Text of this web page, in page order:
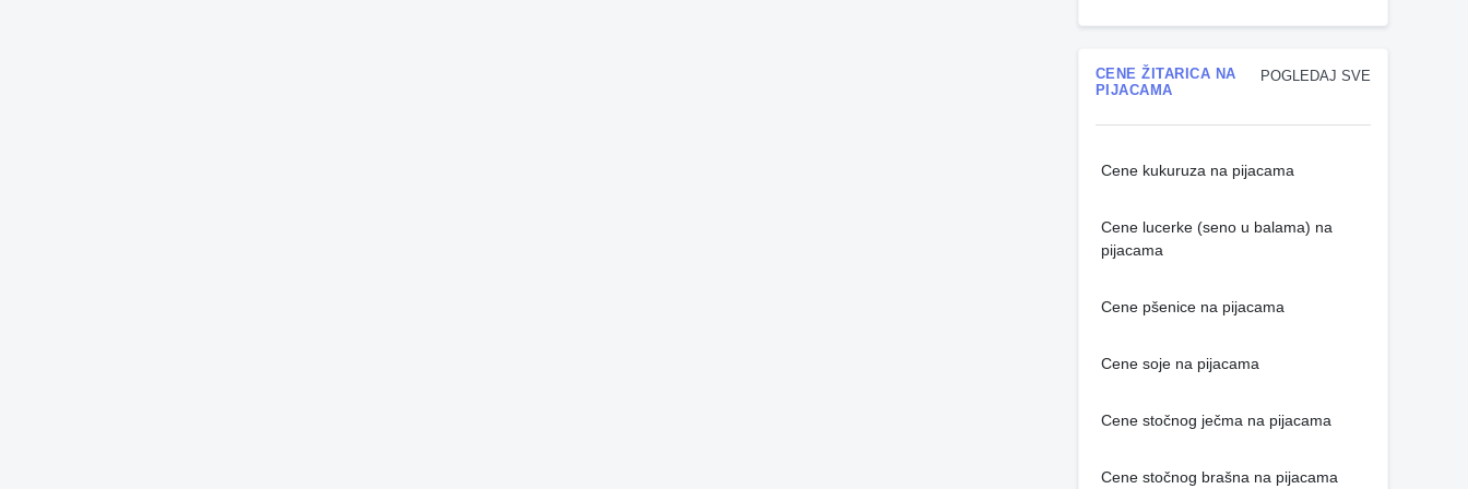
POGLEDAJ SVE
CENE ŽITARICA NA
PIJACAMA
Cene kukuruza na pijacama
Cene lucerke (seno u balama) na
pijacama
Cene pšenice na pijacama
Cene soje na pijacama
Cene stočnog ječma na pijacama
Cene stočnog brašna na pijacama